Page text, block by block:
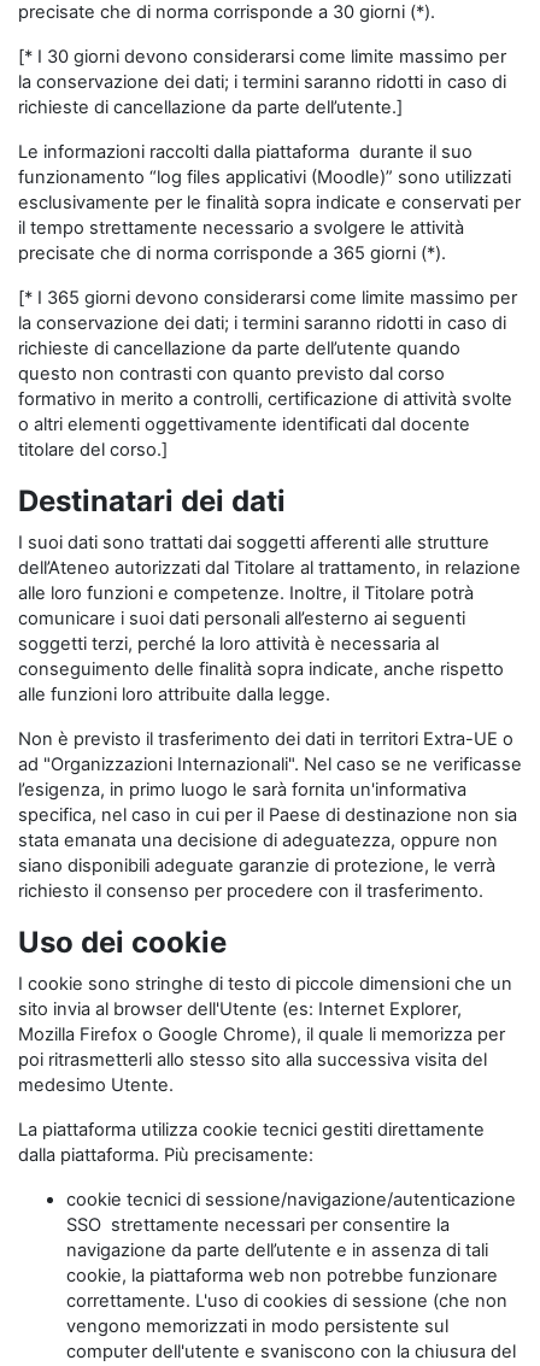
precisate che di norma corrisponde a 30 giorni (*).
[* I 30 giorni devono considerarsi come limite massimo per
la conservazione dei dati; i termini saranno ridotti in caso di
richieste di cancellazione da parte dell’utente.]
Le informazioni raccolti dalla piattaforma durante il suo
funzionamento “log files applicativi (Moodle)” sono utilizzati
esclusivamente per le finalità sopra indicate e conservati per
il tempo strettamente necessario a svolgere le attività
precisate che di norma corrisponde a 365 giorni (*).
[* I 365 giorni devono considerarsi come limite massimo per
la conservazione dei dati; i termini saranno ridotti in caso di
richieste di cancellazione da parte dell’utente quando
questo non contrasti con quanto previsto dal corso
formativo in merito a controlli, certificazione di attività svolte
o altri elementi oggettivamente identificati dal docente
titolare del corso.]
Destinatari dei dati
I suoi dati sono trattati dai soggetti afferenti alle strutture
dell’Ateneo autorizzati dal Titolare al trattamento, in relazione
alle loro funzioni e competenze. Inoltre, il Titolare potrà
comunicare i suoi dati personali all’esterno ai seguenti
soggetti terzi, perché la loro attività è necessaria al
conseguimento delle finalità sopra indicate, anche rispetto
alle funzioni loro attribuite dalla legge.
Non è previsto il trasferimento dei dati in territori Extra-UE o
ad "Organizzazioni Internazionali". Nel caso se ne verificasse
l’esigenza, in primo luogo le sarà fornita un'informativa
specifica, nel caso in cui per il Paese di destinazione non sia
stata emanata una decisione di adeguatezza, oppure non
siano disponibili adeguate garanzie di protezione, le verrà
richiesto il consenso per procedere con il trasferimento.
Uso dei cookie
I cookie sono stringhe di testo di piccole dimensioni che un
sito invia al browser dell'Utente (es: Internet Explorer,
Mozilla Firefox o Google Chrome), il quale li memorizza per
poi ritrasmetterli allo stesso sito alla successiva visita del
medesimo Utente.
La piattaforma utilizza cookie tecnici gestiti direttamente
dalla piattaforma. Più precisamente:
cookie tecnici di sessione/navigazione/autenticazione
SSO strettamente necessari per consentire la
navigazione da parte dell’utente e in assenza di tali
cookie, la piattaforma web non potrebbe funzionare
correttamente. L'uso di cookies di sessione (che non
vengono memorizzati in modo persistente sul
computer dell'utente e svaniscono con la chiusura del